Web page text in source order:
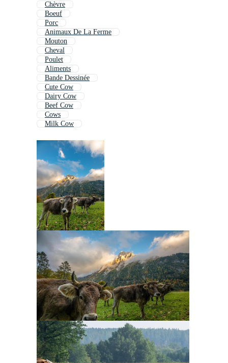
Chèvre
Boeuf
Porc
Animaux De La Ferme
Mouton
Cheval
Poulet
Aliments
Bande Dessinée
Cute Cow
Dairy Cow
Beef Cow
Cows
Milk Cow